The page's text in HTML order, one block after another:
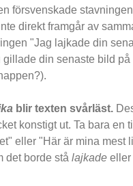
försvenskade stavningen
direkt framgår av
"Jag lajkade din
din senaste bild
blir texten svårläst.
konstigt ut. Ta bara en
eller "Här är mina mest
det borde stå lajkade eller